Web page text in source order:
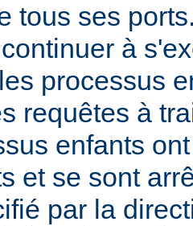
tous ses
à
processus
requêtes à
enfants
et se sont
par la